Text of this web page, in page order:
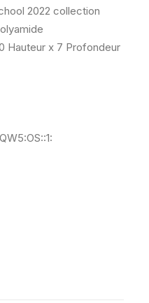
2022 collection
Hauteur x 7 Profondeur